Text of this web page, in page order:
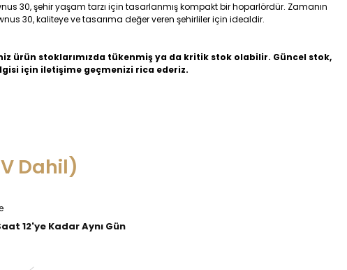
30, şehir yaşam tarzı için tasarlanmış kompakt bir hoparlördür. Zamanın
30, kaliteye ve tasarıma değer veren şehirliler için idealdir.
ürün stoklarımızda tükenmiş ya da kritik stok olabilir. Güncel stok,
için iletişime geçmenizi rica ederiz.
Dahil)
12'ye Kadar Aynı Gün